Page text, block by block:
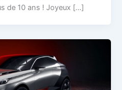
de 10 ans ! Joyeux […]